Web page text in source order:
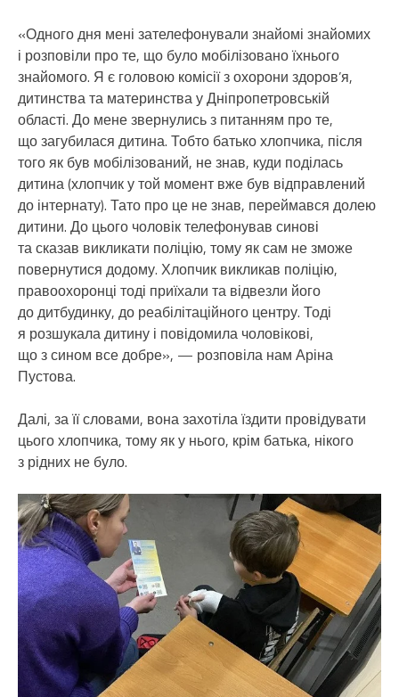
«Одного дня мені зателефонували знайомі знайомих
і розповіли про те, що було мобілізовано їхнього
знайомого. Я є головою комісії з охорони здоров’я,
дитинства та материнства у Дніпропетровській
області. До мене звернулись з питанням про те,
що загубилася дитина. Тобто батько хлопчика, після
того як був мобілізований, не знав, куди поділась
дитина (хлопчик у той момент вже був відправлений
до інтернату). Тато про це не знав, переймався долею
дитини. До цього чоловік телефонував синові
та сказав викликати поліцію, тому як сам не зможе
повернутися додому. Хлопчик викликав поліцію,
правоохоронці тоді приїхали та відвезли його
до дитбудинку, до реабілітаційного центру. Тоді
я розшукала дитину і повідомила чоловікові,
що з сином все добре», — розповіла нам Аріна
Пустова.
Далі, за її словами, вона захотіла їздити провідувати
цього хлопчика, тому як у нього, крім батька, нікого
з рідних не було.